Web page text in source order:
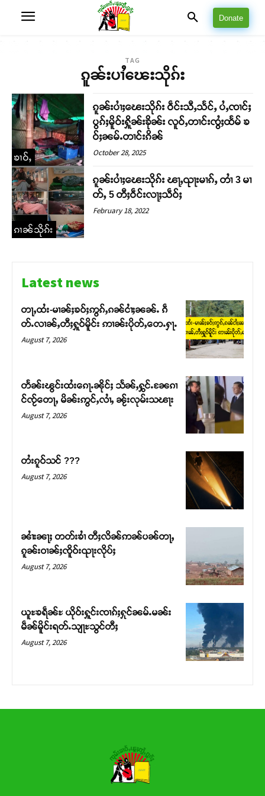
တႃႇႁႂ်ႈသဵင်ၵၢင်ၸႂ်ၵူၼ်းမိူင်း ၵူႈတီႈၵူႈလႅၼ်ပေႃးတေၸွ
တ်ႇ တူဝ်ႈလုမ်ႈၾႃႉၼၼ်ႉ ၶဝ်ႈႁူမ်ႈၵမ်ႉထႅမ် ၸုမ်းၶၢ
Donate Now
Donate
TAG
ၵူၼ်းပၢႆၽေးသိုၵ်း
ၶၢဝ်ႇ
ၵူၼ်းပၢႆႈၽေးသိုၵ်း ဝဵင်းသီႇသႅင်ႇ ပႆႇၸၢင်ႈ
ပွၵ်ႈမိူဝ်းႁိူၼ်းၶိုၼ်း လူဝ်ႇတၢင်းၸွႆႈထႅမ် ၶ
ဝ်ႈၼမ်ႉတၢင်းၵိၼ်
October 28, 2025
ၵၢၼ်သိုၵ်း
ၵူၼ်းပၢႆႈၽေးသိုၵ်း ၽႃႇၺႃးမၢၵ်ႇ တၢႆ 3 မၢ
တ်ႇ 5 တီႈဝဵင်းလႃႈသဵဝ်ႈ
February 18, 2022
Latest news
တႃႇထႆး-မၢၼ်ႈၶဝ်ႈဢွၵ်ႇၵၼ်ငၢႆႈၼၼ်ႉ ၵဵ
တ်ႉလၢၼ်ႇတီႈႁူဝ်မိူင်း ဢၢၼ်းပိုတ်ႇတေႉႁႃႉ
August 7, 2026
တႅၼ်းၽွင်းထႆးၵေႃႉၼိုင်ႈ သႅၼ်ႇႁွင်ႉၼႄၵၢ
င်ၸႂ်တေႃႇ မိၼ်းဢွင်ႇလၢႆႇ ၼႂ်းလုမ်းသၽႃး
August 7, 2026
တႆးၵူဝ်သင် ???
August 7, 2026
ၼၢႆးၼႃႈ တတ်းၶၢႆ တီႈလိၼ်ဢၼ်ပၼ်တႃႇ
ၵူၼ်းဝၢၼ်ႈၸိူဝ်းၺႃးလိုပ်ႈ
August 7, 2026
ယူႊၶရဵၼ်ႊ ယိုဝ်းႁူင်းၸၢၵ်ႈႁုင်ၼမ်ႉမၼ်း
မဵၼ်မိူင်းရတ်ႉသျႃႊသွင်တီႈ
August 7, 2026